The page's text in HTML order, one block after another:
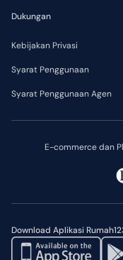
E-commerce dan
Download Aplikasi
Dukungan
Kebijakan Privasi
Syarat Penggunaan
Syarat Penggunaan Agen